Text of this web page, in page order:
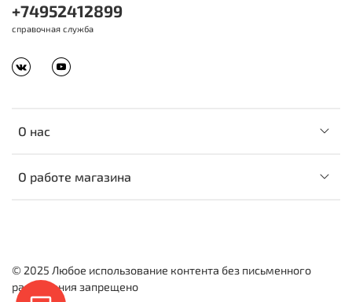
О нас
О работе магазина
+74952412899
справочная служба
© 2025 Любое использование контента без письменного
разрешения запрещено